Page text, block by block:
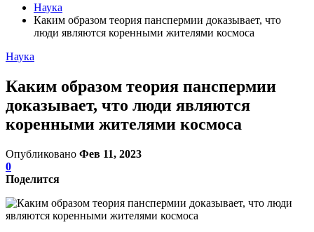
Наука
Каким образом теория панспермии доказывает, что
люди являются коренными жителями космоса
Наука
Каким образом теория панспермии
доказывает, что люди являются
коренными жителями космоса
Опубликовано Фев 11, 2023
0
Поделится